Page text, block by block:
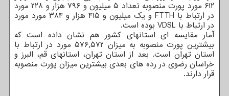
۶۱۲ مورد پورت منصوبه تعداد ۵ میلیون و ۷۹۶ هزار و ۲۲۸ مورد
در ارتباط با FTTH و یک میلیون و ۴۱۵ هزار و ۳۸۴ مورد مورد
در ارتباط با VDSL بوده است.
آمار مقایسه ای استانهای کشور هم نشان داده است که
بیشترین پورت منصوبه به میزان ۵۷۶٬۵۷۲ مورد در ارتباط با
استان تهران است. بعد از استان تهران، استانهای قم، البرز و
خراسان رضوی در رده های بعدی بیشترین میزان پورت منصوبه
قرار دارند.